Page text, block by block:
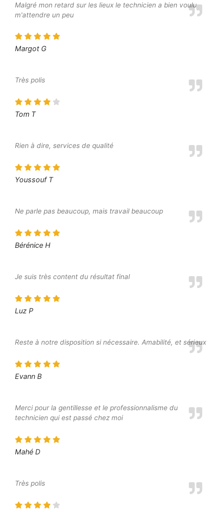
Malgré mon retard sur les lieux le technicien a bien voulu
m'attendre un peu
Margot G
Très polis
Tom T
Rien à dire, services de qualité
Youssouf T
Ne parle pas beaucoup, mais travail beaucoup
Bérénice H
Je suis très content du résultat final
Luz P
Reste à notre disposition si nécessaire. Amabilité, et sérieux
Evann B
Merci pour la gentillesse et le professionnalisme du
technicien qui est passé chez moi
Mahé D
Très polis